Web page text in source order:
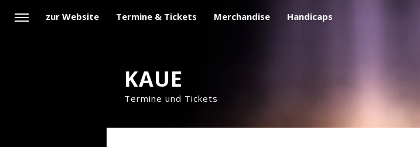
zur Website Termine & Tickets Merchandise Handicaps
KAUE
Termine und Tickets